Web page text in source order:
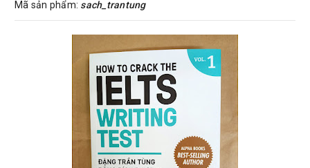
Mã sản phẩm: sach_trantung